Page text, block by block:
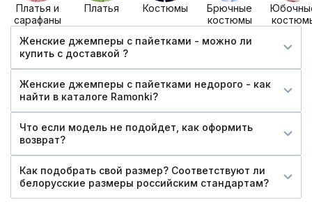
Платья и
сарафаны
Платья Костюмы
Брючные
костюмы
Женские джемперы с пайетками - можно ли
купить c доставкой ?
Женские джемперы с пайетками недорого - как
найти в каталоге Ramonki?
Что если модель не подойдет, как оформить
возврат?
Как подобрать свой размер? Соответствуют ли
белорусские размеры российским стандартам?